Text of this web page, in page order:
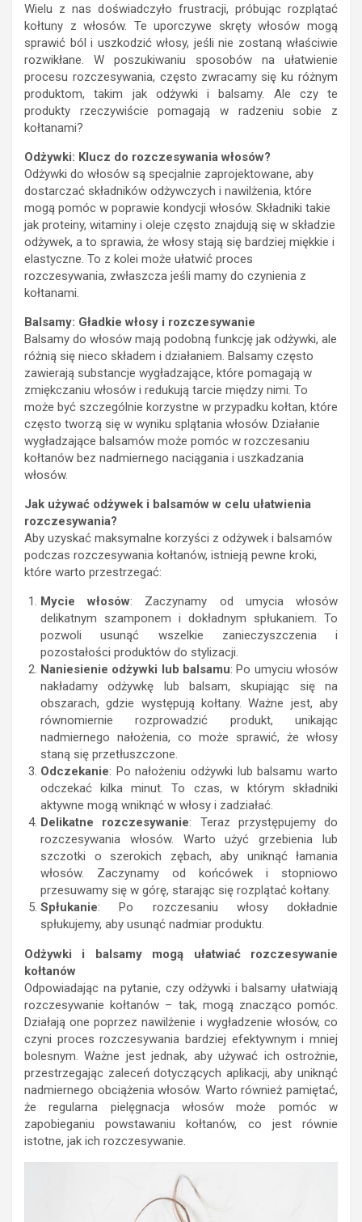
Wielu z nas doświadczyło frustracji, próbując rozplątać
kołtuny z włosów. Te uporczywe skręty włosów mogą
sprawić ból i uszkodzić włosy, jeśli nie zostaną właściwie
rozwikłane. W poszukiwaniu sposobów na ułatwienie
procesu rozczesywania, często zwracamy się ku różnym
produktom, takim jak odżywki i balsamy. Ale czy te
produkty rzeczywiście pomagają w radzeniu sobie z
kołtanami?
Odżywki: Klucz do rozczesywania włosów?
Odżywki do włosów są specjalnie zaprojektowane, aby
dostarczać składników odżywczych i nawilżenia, które
mogą pomóc w poprawie kondycji włosów. Składniki takie
jak proteiny, witaminy i oleje często znajdują się w składzie
odżywek, a to sprawia, że włosy stają się bardziej miękkie i
elastyczne. To z kolei może ułatwić proces
rozczesywania, zwłaszcza jeśli mamy do czynienia z
kołtanami.
Balsamy: Gładkie włosy i rozczesywanie
Balsamy do włosów mają podobną funkcję jak odżywki, ale
różnią się nieco składem i działaniem. Balsamy często
zawierają substancje wygładzające, które pomagają w
zmiękczaniu włosów i redukują tarcie między nimi. To
może być szczególnie korzystne w przypadku kołtan, które
często tworzą się w wyniku splątania włosów. Działanie
wygładzające balsamów może pomóc w rozczesaniu
kołtanów bez nadmiernego naciągania i uszkadzania
włosów.
Jak używać odżywek i balsamów w celu ułatwienia
rozczesywania?
Aby uzyskać maksymalne korzyści z odżywek i balsamów
podczas rozczesywania kołtanów, istnieją pewne kroki,
które warto przestrzegać:
Mycie włosów: Zaczynamy od umycia włosów
delikatnym szamponem i dokładnym spłukaniem. To
pozwoli usunąć wszelkie zanieczyszczenia i
pozostałości produktów do stylizacji.
Naniesienie odżywki lub balsamu: Po umyciu włosów
nakładamy odżywkę lub balsam, skupiając się na
obszarach, gdzie występują kołtany. Ważne jest, aby
równomiernie rozprowadzić produkt, unikając
nadmiernego nałożenia, co może sprawić, że włosy
staną się przetłuszczone.
Odczekanie: Po nałożeniu odżywki lub balsamu warto
odczekać kilka minut. To czas, w którym składniki
aktywne mogą wniknąć w włosy i zadziałać.
Delikatne rozczesywanie: Teraz przystępujemy do
rozczesywania włosów. Warto użyć grzebienia lub
szczotki o szerokich zębach, aby uniknąć łamania
włosów. Zaczynamy od końcówek i stopniowo
przesuwamy się w górę, starając się rozplątać kołtany.
Spłukanie: Po rozczesaniu włosy dokładnie
spłukujemy, aby usunąć nadmiar produktu.
Odżywki i balsamy mogą ułatwiać rozczesywanie
kołtanów
Odpowiadając na pytanie, czy odżywki i balsamy ułatwiają
rozczesywanie kołtanów – tak, mogą znacząco pomóc.
Działają one poprzez nawilżenie i wygładzenie włosów, co
czyni proces rozczesywania bardziej efektywnym i mniej
bolesnym. Ważne jest jednak, aby używać ich ostrożnie,
przestrzegając zaleceń dotyczących aplikacji, aby uniknąć
nadmiernego obciążenia włosów. Warto również pamiętać,
że regularna pielęgnacja włosów może pomóc w
zapobieganiu powstawaniu kołtanów, co jest równie
istotne, jak ich rozczesywanie.